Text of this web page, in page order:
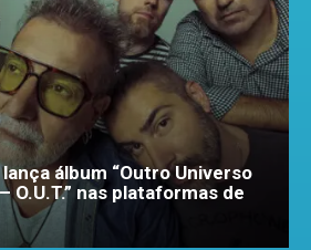
lança álbum “Outro Universo
O.U.T.” nas plataformas de